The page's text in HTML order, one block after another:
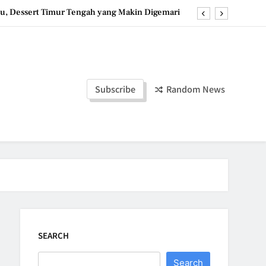
Dessert Timur Tengah yang Makin Digemari
Bites: Camilan Beku Pisang yang Praktis
Yogurt: Dessert Dingin yang Menyegarkan
Subscribe Random News
SEARCH
Search